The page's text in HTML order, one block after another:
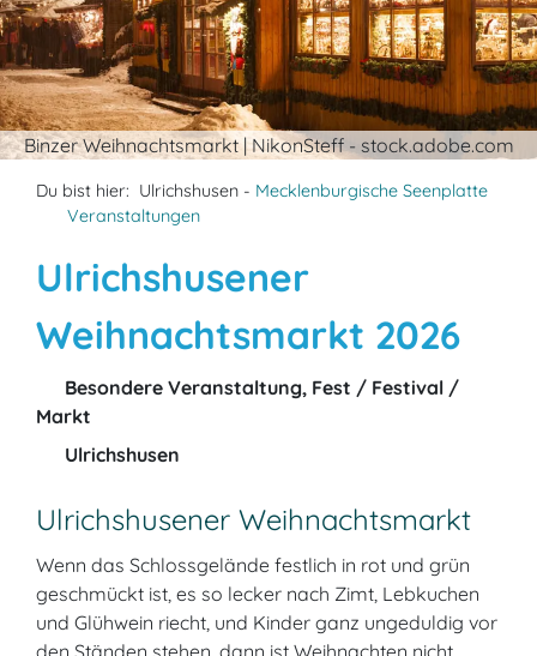
Binzer Weihnachtsmarkt | NikonSteff - stock.adobe.com
Du bist hier: Ulrichshusen - Mecklenburgische Seenplatte
Veranstaltungen
Ulrichshusener
Weihnachtsmarkt 2026
Besondere Veranstaltung, Fest / Festival /
Markt
Ulrichshusen
Ulrichshusener Weihnachtsmarkt
Wenn das Schlossgelände festlich in rot und grün
geschmückt ist, es so lecker nach Zimt, Lebkuchen
und Glühwein riecht, und Kinder ganz ungeduldig vor
den Ständen stehen, dann ist Weihnachten nicht